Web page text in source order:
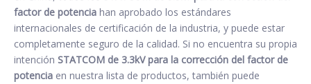
factor de potencia han aprobado los estándares
internacionales de certificación de la industria, y puede estar
completamente seguro de la calidad. Si no encuentra su propia
intención STATCOM de 3.3kV para la corrección del factor de
potencia en nuestra lista de productos, también puede